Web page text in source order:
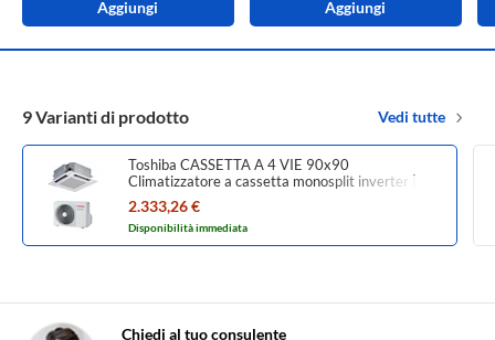
Aggiungi Aggiungi
9 Varianti di prodotto Vedi tutte
Toshiba CASSETTA A 4 VIE 90x90
Climatizzatore a cassetta monosplit inverter |
unità esterna DIGITAL INVERTER 6.7 kW unità
interna 22000 BTU RAV-GM801ATP-E+RAV-
HM801UTP-E
2.333,26 €
Disponibilità immediata
Chiedi al tuo consulente